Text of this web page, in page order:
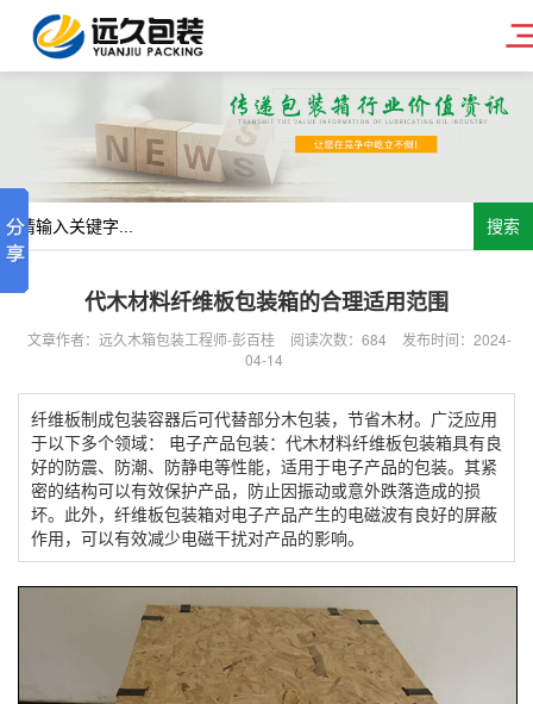
搜索
代木材料纤维板包装箱的合理适用范围
文章作者：远久木箱包装工程师-彭百桂 阅读次数： 684
发布时间：2024-
04-14
纤维板制成包装容器后可代替部分木包装，节省木材。广泛应用
于以下多个领域： 电子产品包装：代木材料纤维板包装箱具有良
好的防震、防潮、防静电等性能，适用于电子产品的包装。其紧
密的结构可以有效保护产品，防止因振动或意外跌落造成的损
坏。此外，纤维板包装箱对电子产品产生的电磁波有良好的屏蔽
作用，可以有效减少电磁干扰对产品的影响。